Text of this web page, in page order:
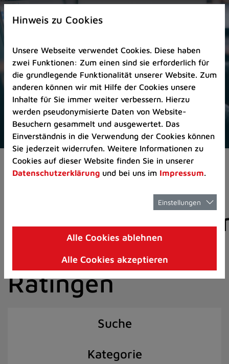
Zur
Startseite
Zum
Seitenanfang
springen
(Schnelltaste
A)
Zur
Navigation/Menü
springen
(Schnelltaste
M)
Zur
8)
I)
Aktuelles Pressemitteilungen
der Stadt
Ratingen
Suche
Kategorie
Hinweis zu Cookies
Unsere Webseite verwendet Cookies. Diese haben
zwei Funktionen: Zum einen sind sie erforderlich für
die grundlegende Funktionalität unserer Website. Zum
anderen können wir mit Hilfe der Cookies unsere
Inhalte für Sie immer weiter verbessern. Hierzu
werden pseudonymisierte Daten von Website-
Besuchern gesammelt und ausgewertet. Das
Einverständnis in die Verwendung der Cookies können
Sie jederzeit widerrufen. Weitere Informationen zu
Cookies auf dieser Website finden Sie in unserer
Datenschutzerklärung und bei uns im Impressum.
Einstellungen
Alle Cookies ablehnen
Alle Cookies akzeptieren